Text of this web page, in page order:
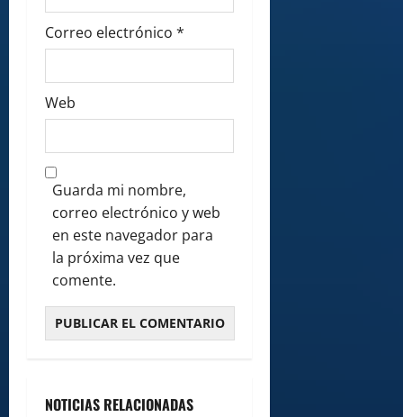
Correo electrónico *
Web
Guarda mi nombre,
correo electrónico y web
en este navegador para
la próxima vez que
comente.
NOTICIAS RELACIONADAS